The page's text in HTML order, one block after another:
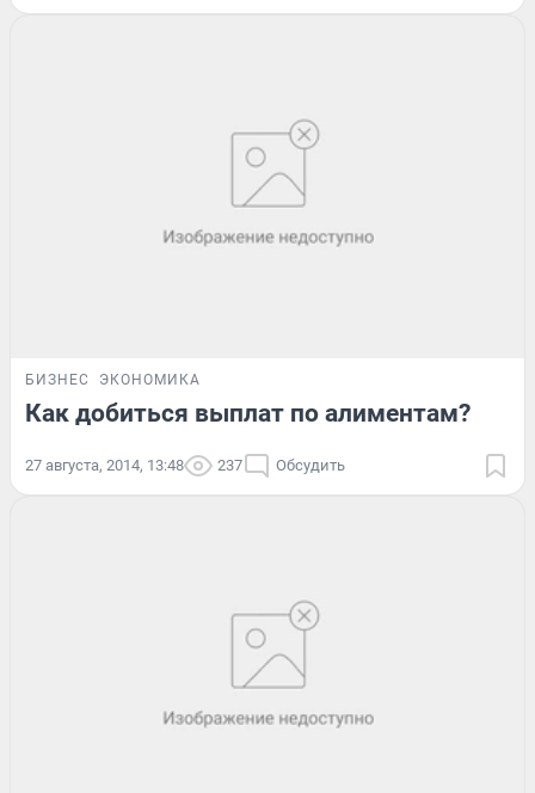
БИЗНЕС ЭКОНОМИКА
Как добиться выплат по алиментам?
27 августа, 2014, 13:48 237 Обсудить